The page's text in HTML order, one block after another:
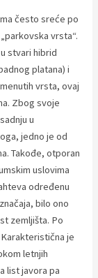
često sreće po
vrsta“.
stvari hibrid
platana) i
vrsta, ovaj
Zbog svoje
u
jedno je od
Takođe, otporan
uslovima
određenu
bilo ono
zemljišta. Po
je
letnjih
list javora pa